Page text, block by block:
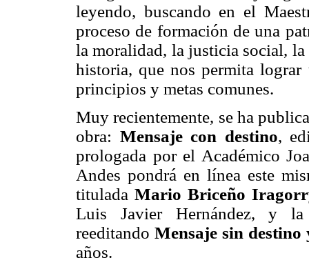
leyendo, buscando en el
proceso de formación de una
la moralidad, la justicia social,
historia, que nos permita
principios y metas comunes.
Muy recientemente, se ha
obra: Mensaje con destino,
prologada por el Académico
Andes pondrá en línea este
titulada Mario Briceño
Luis Javier Hernández, y la
reeditandoMensaje sin destino
años.